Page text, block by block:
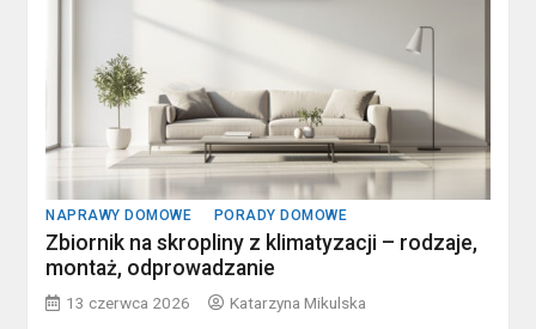
NAPRAWY DOMOWE PORADY DOMOWE
Zbiornik na skropliny z klimatyzacji – rodzaje,
montaż, odprowadzanie
13 czerwca 2026 Katarzyna Mikulska